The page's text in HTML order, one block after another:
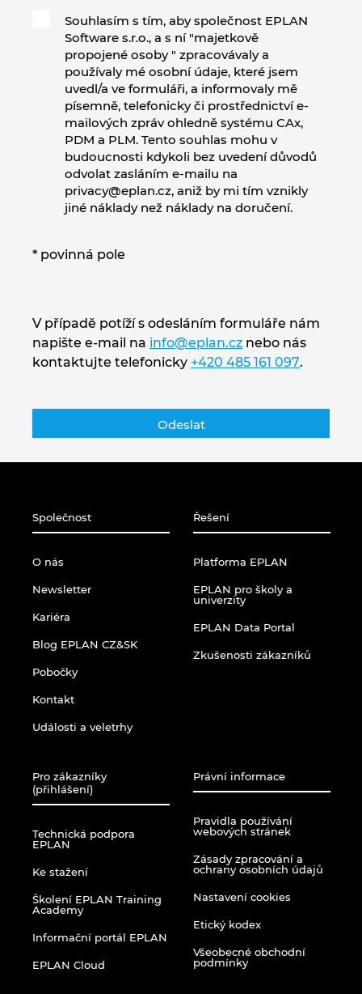
Souhlasím s tím, aby společnost EPLAN
Software s.r.o., a s ní "majetkově
propojené osoby " zpracovávaly a
používaly mé osobní údaje, které jsem
uvedl/a ve formuláři, a informovaly mě
písemně, telefonicky či prostřednictví e-
mailových zpráv ohledně systému CAx,
PDM a PLM. Tento souhlas mohu v
budoucnosti kdykoli bez uvedení důvodů
odvolat zasláním e-mailu na
privacy@eplan.cz, aniž by mi tím vznikly
jiné náklady než náklady na doručení.
* povinná pole
V případě potíží s odesláním formuláře nám
napište e-mail na info@eplan.cz nebo nás
kontaktujte telefonicky +420 485 161 097.
Společnost
O nás
Newsletter
Kariéra
Blog EPLAN CZ&SK
Pobočky
Kontakt
Události a veletrhy
Řešení
Platforma EPLAN
EPLAN pro školy a
univerzity
EPLAN Data Portal
Zkušenosti zákazníků
Pro zákazníky
(přihlášení)
Technická podpora
EPLAN
Ke stažení
Školení EPLAN Training
Academy
Informační portál EPLAN
EPLAN Cloud
Právní informace
Pravidla používání
webových stránek
Zásady zpracování a
ochrany osobních údajů
Nastavení cookies
Etický kodex
Všeobecné obchodní
podmínky